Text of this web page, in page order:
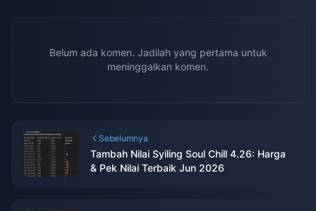
Belum ada komen. Jadilah yang pertama untuk
meninggalkan komen.
Sebelumnya
Tambah Nilai Syiling Soul Chill 4.26: Harga
& Pek Nilai Terbaik Jun 2026